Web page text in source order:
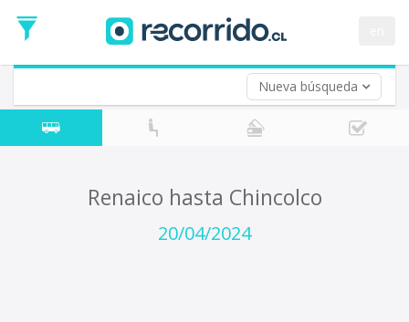
Nueva búsqueda
de
Ida
Vuelta (opcional)
Fecha
de
Renaico hasta Chincolco
20/04/2024